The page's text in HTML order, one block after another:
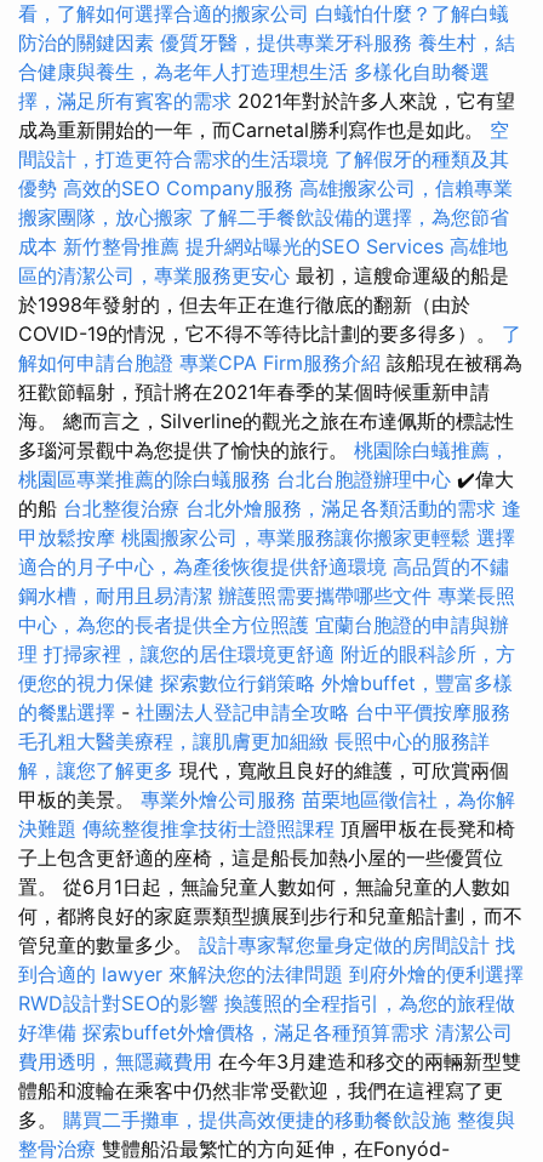
看，了解如何選擇合適的搬家公司 白蟻怕什麼？了解白蟻
防治的關鍵因素 優質牙醫，提供專業牙科服務 養生村，結
合健康與養生，為老年人打造理想生活 多樣化自助餐選
擇，滿足所有賓客的需求 2021年對於許多人來說，它有望
成為重新開始的一年，而Carnetal勝利寫作也是如此。 空
間設計，打造更符合需求的生活環境 了解假牙的種類及其
優勢 高效的SEO Company服務 高雄搬家公司，信賴專業
搬家團隊，放心搬家 了解二手餐飲設備的選擇，為您節省
成本 新竹整骨推薦 提升網站曝光的SEO Services 高雄地
區的清潔公司，專業服務更安心 最初，這艘命運級的船是
於1998年發射的，但去年正在進行徹底的翻新（由於
COVID-19的情況，它不得不等待比計劃的要多得多）。 了
解如何申請台胞證 專業CPA Firm服務介紹 該船現在被稱為
狂歡節輻射，預計將在2021年春季的某個時候重新申請
海。 總而言之，Silverline的觀光之旅在布達佩斯的標誌性
多瑙河景觀中為您提供了愉快的旅行。 桃園除白蟻推薦，
桃園區專業推薦的除白蟻服務 台北台胞證辦理中心 ✔️偉大
的船 台北整復治療 台北外燴服務，滿足各類活動的需求 逢
甲放鬆按摩 桃園搬家公司，專業服務讓你搬家更輕鬆 選擇
適合的月子中心，為產後恢復提供舒適環境 高品質的不鏽
鋼水槽，耐用且易清潔 辦護照需要攜帶哪些文件 專業長照
中心，為您的長者提供全方位照護 宜蘭台胞證的申請與辦
理 打掃家裡，讓您的居住環境更舒適 附近的眼科診所，方
便您的視力保健 探索數位行銷策略 外燴buffet，豐富多樣
的餐點選擇 - 社團法人登記申請全攻略 台中平價按摩服務
毛孔粗大醫美療程，讓肌膚更加細緻 長照中心的服務詳
解，讓您了解更多 現代，寬敞且良好的維護，可欣賞兩個
甲板的美景。 專業外燴公司服務 苗栗地區徵信社，為你解
決難題 傳統整復推拿技術士證照課程 頂層甲板在長凳和椅
子上包含更舒適的座椅，這是船長加熱小屋的一些優質位
置。 從6月1日起，無論兒童人數如何，無論兒童的人數如
何，都將良好的家庭票類型擴展到步行和兒童船計劃，而不
管兒童的數量多少。 設計專家幫您量身定做的房間設計 找
到合適的 lawyer 來解決您的法律問題 到府外燴的便利選擇
RWD設計對SEO的影響 換護照的全程指引，為您的旅程做
好準備 探索buffet外燴價格，滿足各種預算需求 清潔公司
費用透明，無隱藏費用 在今年3月建造和移交的兩輛新型雙
體船和渡輪在乘客中仍然非常受歡迎，我們在這裡寫了更
多。 購買二手攤車，提供高效便捷的移動餐飲設施 整復與
整骨治療 雙體船沿最繁忙的方向延伸，在Fonyód-